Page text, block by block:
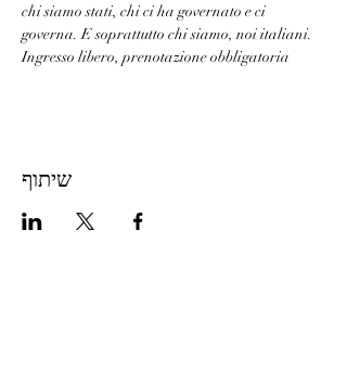
chi siamo stati, chi ci ha governato e ci
governa. E soprattutto chi siamo, noi italiani.
Ingresso libero, prenotazione obbligatoria
שיתוף